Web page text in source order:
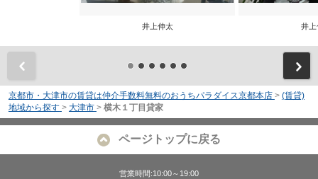
井上伸太 井上
京都市・大津市の賃貸は仲介手数料無料のおうちパラダイス京都本店 > (賃貸)
地域から探す > 大津市 > 横木１丁目貸家
ページトップに戻る
営業時間:10:00～19:00